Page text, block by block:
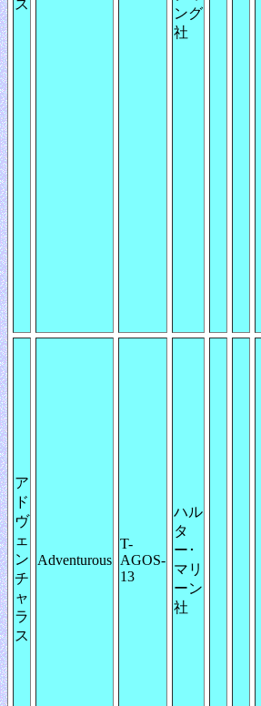
ス
ング
社
ア
ド
ヴ
ェ
ン
チ
ャ
ラ
ス
Adventurous
T-
AGOS-
13
ハル
タ
ー･
マリ
ーン
社